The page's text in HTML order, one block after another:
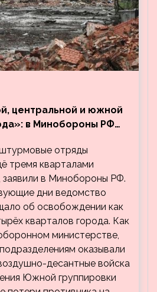
центральной и южной
в Минобороны РФ
отряды
тремя кварталами
заявили в Минобороны РФ.
дни ведомство
об освобождении как
кварталов города. Как
министерстве,
оказывали
десантные войска
Южной группировки